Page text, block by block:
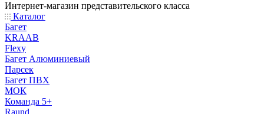
Интернет-магазин представительского класса
Каталог
Багет
KRAAB
Flexy
Багет Алюминиевый
Парсек
Багет ПВХ
МОК
Команда 5+
Raund